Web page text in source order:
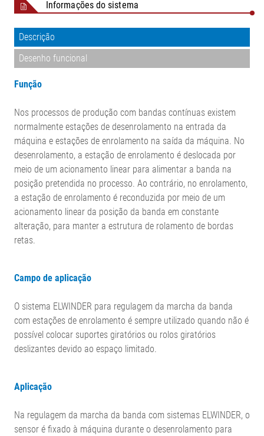
Informações do sistema
Descrição
Desenho funcional
Função
Nos processos de produção com bandas contínuas existem
normalmente estações de desenrolamento na entrada da
máquina e estações de enrolamento na saída da máquina. No
desenrolamento, a estação de enrolamento é deslocada por
meio de um acionamento linear para alimentar a banda na
posição pretendida no processo. Ao contrário, no enrolamento,
a estação de enrolamento é reconduzida por meio de um
acionamento linear da posição da banda em constante
alteração, para manter a estrutura de rolamento de bordas
retas.
Campo de aplicação
O sistema ELWINDER para regulagem da marcha da banda
com estações de enrolamento é sempre utilizado quando não é
possível colocar suportes giratórios ou rolos giratórios
deslizantes devido ao espaço limitado.
Aplicação
Na regulagem da marcha da banda com sistemas ELWINDER, o
sensor é fixado à máquina durante o desenrolamento para